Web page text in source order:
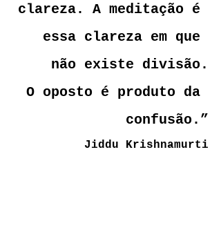
clareza. A meditação é
essa clareza em que
não existe divisão.
O oposto é produto da
confusão.”
Jiddu Krishnamurti